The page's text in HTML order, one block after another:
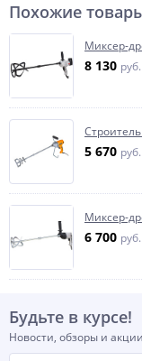
Похожие
Миксер-
8 130 руб.
5 670 руб.
Миксер-
6 700 руб.
Будьте в курсе!
Новости, обзоры и акции